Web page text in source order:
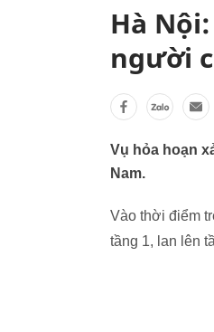
Hà
người
Vụ hỏa hoạn
Nam.
Vào thời điểm
tầng 1, lan lên